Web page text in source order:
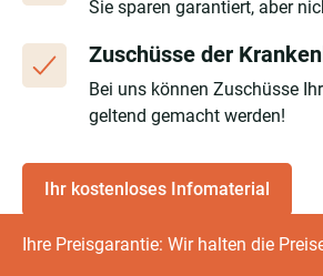
Ihre Preisgarantie: Wir halten die
Sie sparen garantiert, aber
Zuschüsse der
Bei uns können Zuschüsse
geltend gemacht werden!
Ihr kostenloses Infomaterial